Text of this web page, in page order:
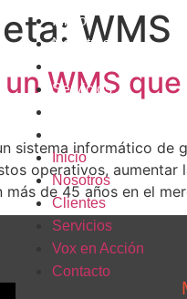
Inicio
Nosotros
Servicios
Inicio
Nosotros
Clientes
Servicios
Vox en Acción
Contacto
WMS
WMS
sistema informático de
operativos, aumentar
más de 45 años en el